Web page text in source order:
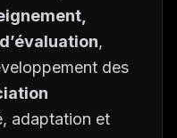
,
des
adaptation et